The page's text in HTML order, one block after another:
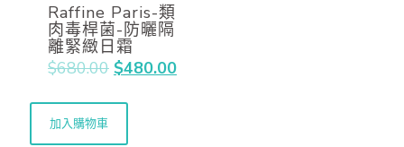
Raffine Paris-類
肉毒桿菌-防曬隔
離緊緻日霜
$680.00 $480.00
加入購物車